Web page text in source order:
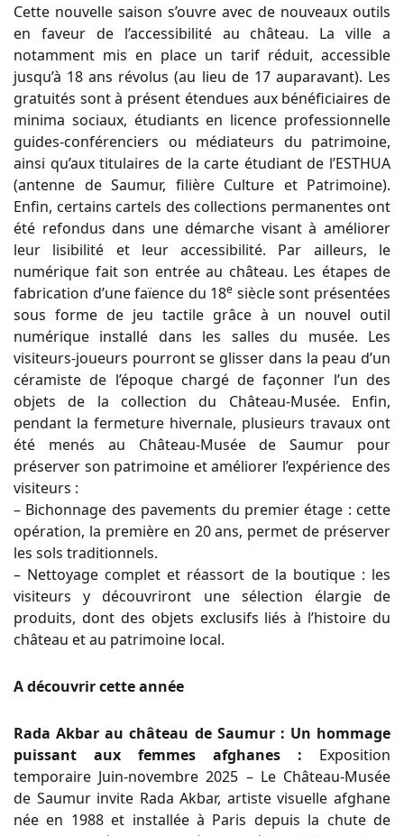
Cette nouvelle saison s’ouvre avec de nouveaux outils
en faveur de l’accessibilité au château. La ville a
notamment mis en place un tarif réduit, accessible
jusqu’à 18 ans révolus (au lieu de 17 auparavant). Les
gratuités sont à présent étendues aux bénéficiaires de
minima sociaux, étudiants en licence professionnelle
guides-conférenciers ou médiateurs du patrimoine,
ainsi qu’aux titulaires de la carte étudiant de l’ESTHUA
(antenne de Saumur, filière Culture et Patrimoine).
Enfin, certains cartels des collections permanentes ont
été refondus dans une démarche visant à améliorer
leur lisibilité et leur accessibilité. Par ailleurs, le
numérique fait son entrée au château. Les étapes de
fabrication d’une faïence du 18e siècle sont présentées
sous forme de jeu tactile grâce à un nouvel outil
numérique installé dans les salles du musée. Les
visiteurs-joueurs pourront se glisser dans la peau d’un
céramiste de l’époque chargé de façonner l’un des
objets de la collection du Château-Musée. Enfin,
pendant la fermeture hivernale, plusieurs travaux ont
été menés au Château-Musée de Saumur pour
préserver son patrimoine et améliorer l’expérience des
visiteurs :
– Bichonnage des pavements du premier étage : cette
opération, la première en 20 ans, permet de préserver
les sols traditionnels.
– Nettoyage complet et réassort de la boutique : les
visiteurs y découvriront une sélection élargie de
produits, dont des objets exclusifs liés à l’histoire du
château et au patrimoine local.
A découvrir cette année
Rada Akbar au château de Saumur : Un hommage
puissant aux femmes afghanes : Exposition
temporaire Juin-novembre 2025 – Le Château-Musée
de Saumur invite Rada Akbar, artiste visuelle afghane
née en 1988 et installée à Paris depuis la chute de